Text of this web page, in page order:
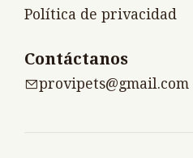
Política de privacidad
Contáctanos
provipets@gmail.com